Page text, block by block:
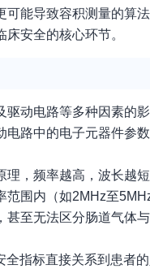
能导致容积测量的算
安全的核心环节。
动电路等多种因素的
路中的电子元器件参
，频率越高，波长越
围内（如2MHz至
至无法区分肠道气体
指标直接关系到患者